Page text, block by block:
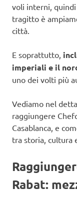
voli interni,
tragitto è
città.
E soprattutto,
imperiali e il
uno dei volti più
Vediamo nel
raggiungere
Casablanca, e
tra storia, cultura
Rabat: